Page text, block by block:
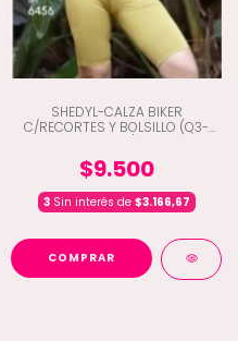
SHEDYL-CALZA BIKER
C/RECORTES Y BOLSILLO (Q3-
$9.500
3Sin interés de $3.166,67
COMPRAR